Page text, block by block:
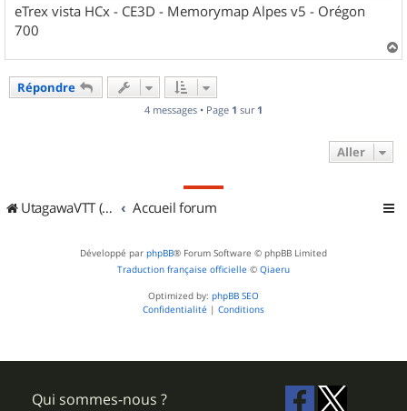
eTrex vista HCx - CE3D - Memorymap Alpes v5 - Orégon
700
a
Répondre
4 messages • Page 1 sur 1
Aller
UtagawaVTT (Randos VTT et VTTAE avec traces GPS) Accueil forum
Développé par phpBB® Forum Software © phpBB Limited
Traduction française officielle © Qiaeru
Optimized by: phpBB SEO
Confidentialité | Conditions
Qui sommes-nous ?